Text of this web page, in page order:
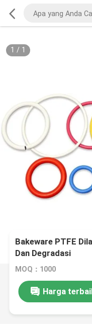
1 / 1
Bakeware PTFE
Dan Degradasi
MOQ：1000
Harga